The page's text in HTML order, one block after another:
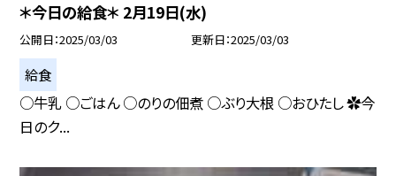
＊今日の給食＊ 2月19日(水)
公開日 2025/03/03 更新日 2025/03/03
給食
○牛乳 ○ごはん ○のりの佃煮 ○ぶり大根 ○おひたし ✿今
日のク...